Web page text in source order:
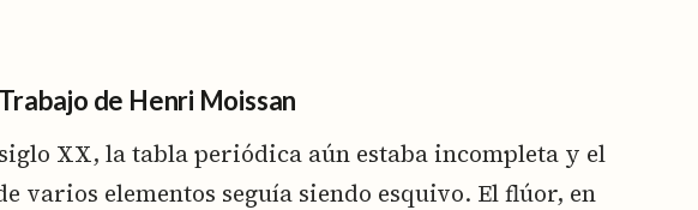
de Henri Moissan
XX, la tabla periódica aún estaba incompleta y el
varios elementos seguía siendo esquivo. El flúor, en